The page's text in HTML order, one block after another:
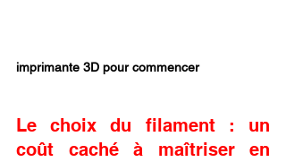
imprimante 3D pour commencer
Le choix du filament : un
coût caché à maîtriser en